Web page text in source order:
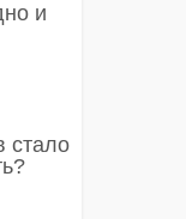
и
стало